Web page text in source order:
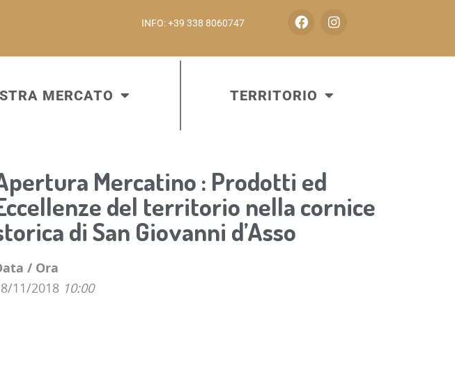
INFO: +39 338 8060747
MERCATO TERRITORIO
Mercatino : Prodotti ed
del territorio nella cornice
di San Giovanni d’Asso
/ Ora
11/2018 10:00